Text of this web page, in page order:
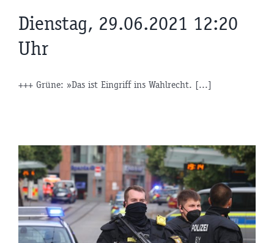
Dienstag, 29.06.2021 12:20
Uhr
+++ Grüne: »Das ist Eingriff ins Wahlrecht. [...]